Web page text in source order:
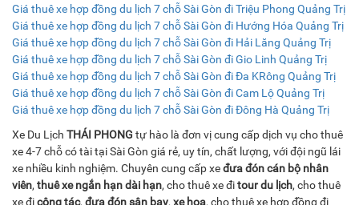
Giá thuê xe hợp đồng du lịch 7 chỗ Sài Gòn đi Triệu Phong Quảng Trị
Giá thuê xe hợp đồng du lịch 7 chỗ Sài Gòn đi Hướng Hóa Quảng Trị
Giá thuê xe hợp đồng du lịch 7 chỗ Sài Gòn đi Hải Lăng Quảng Trị
Giá thuê xe hợp đồng du lịch 7 chỗ Sài Gòn đi Gio Linh Quảng Trị
Giá thuê xe hợp đồng du lịch 7 chỗ Sài Gòn đi Đa KRông Quảng Trị
Giá thuê xe hợp đồng du lịch 7 chỗ Sài Gòn đi Cam Lộ Quảng Trị
Giá thuê xe hợp đồng du lịch 7 chỗ Sài Gòn đi Đông Hà Quảng Trị
Xe Du Lịch THÁI PHONG tự hào là đơn vị cung cấp dịch vụ cho thuê
xe 4-7 chỗ có tài tại Sài Gòn giá rẻ, uy tín, chất lượng, với đội ngũ lái
xe nhiều kinh nghiệm. Chuyên cung cấp xeđưa đón cán bộ nhân
viên, thuê xe ngắn hạn dài hạn, cho thuê xe đitour du lịch, cho thuê
xe đicông tác, đưa đón sân bay, xe hoa, cho thuê xe hợp đồng đi